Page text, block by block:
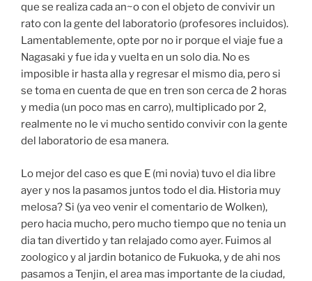
que se realiza cada an~o con el objeto de convivir un
rato con la gente del laboratorio (profesores incluidos).
Lamentablemente, opte por no ir porque el viaje fue a
Nagasaki y fue ida y vuelta en un solo dia. No es
imposible ir hasta alla y regresar el mismo dia, pero si
se toma en cuenta de que en tren son cerca de 2 horas
y media (un poco mas en carro), multiplicado por 2,
realmente no le vi mucho sentido convivir con la gente
del laboratorio de esa manera.
Lo mejor del caso es que E (mi novia) tuvo el dia libre
ayer y nos la pasamos juntos todo el dia. Historia muy
melosa? Si (ya veo venir el comentario de Wolken),
pero hacia mucho, pero mucho tiempo que no tenia un
dia tan divertido y tan relajado como ayer. Fuimos al
zoologico y al jardin botanico de Fukuoka, y de ahi nos
pasamos a Tenjin, el area mas importante de la ciudad,